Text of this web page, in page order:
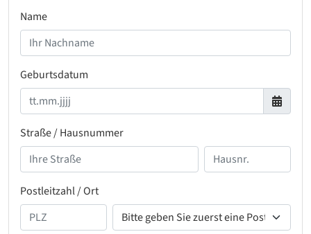
Name
Geburtsdatum
Straße / Hausnummer
Postleitzahl / Ort